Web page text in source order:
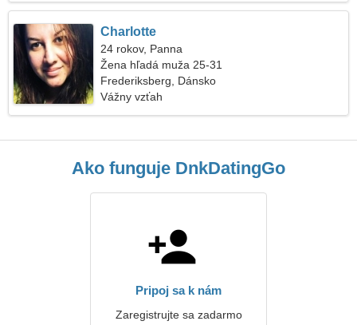
Charlotte
24 rokov, Panna
Žena hľadá muža 25-31
Frederiksberg, Dánsko
Vážny vzťah
Ako funguje DnkDatingGo
Pripoj sa k nám
Zaregistrujte sa zadarmo